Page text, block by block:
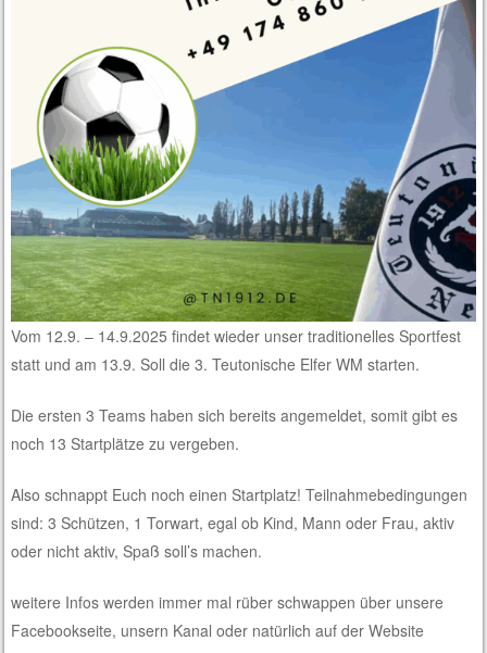
Vom 12.9. – 14.9.2025 findet wieder unser traditionelles Sportfest
statt und am 13.9. Soll die 3. Teutonische Elfer WM starten.
Die ersten 3 Teams haben sich bereits angemeldet, somit gibt es
noch 13 Startplätze zu vergeben.
Also schnappt Euch noch einen Startplatz! Teilnahmebedingungen
sind: 3 Schützen, 1 Torwart, egal ob Kind, Mann oder Frau, aktiv
oder nicht aktiv, Spaß soll’s machen.
weitere Infos werden immer mal rüber schwappen über unsere
Facebookseite, unsern Kanal oder natürlich auf der Website